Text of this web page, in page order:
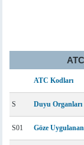
ATC Kodları
S Duyu Organları
S01 Göze